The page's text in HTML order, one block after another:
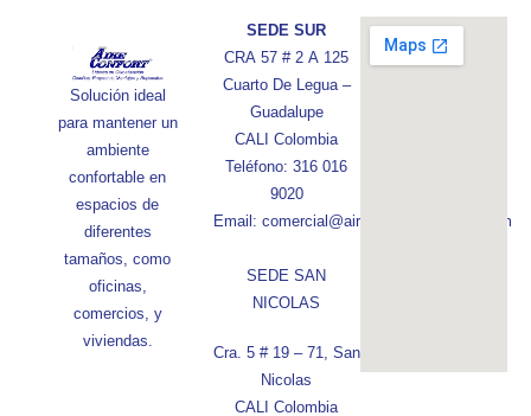
Solución ideal
para mantener un
ambiente
confortable en
espacios de
diferentes
tamaños, como
oficinas,
comercios, y
viviendas.
SEDE SUR
CRA 57 # 2 A 125
Cuarto De Legua –
Guadalupe
CALI Colombia
Teléfono: 316 016
9020
Email: comercial@aireconfortcolombia.com
SEDE SAN
NICOLAS
Cra. 5 # 19 – 71, San
Nicolas
CALI Colombia